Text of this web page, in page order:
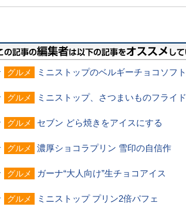
グルメ ミニストップのベルギーチョコソフ
グルメ ミニストップ、さつまいものフライ
グルメ セブン どら焼きをアイスにする
グルメ 濃厚ショコラプリン 雪印の自信作
グルメ ガーナ“大人向け”生チョコアイス
グルメ ミニストップ プリン2倍パフェ